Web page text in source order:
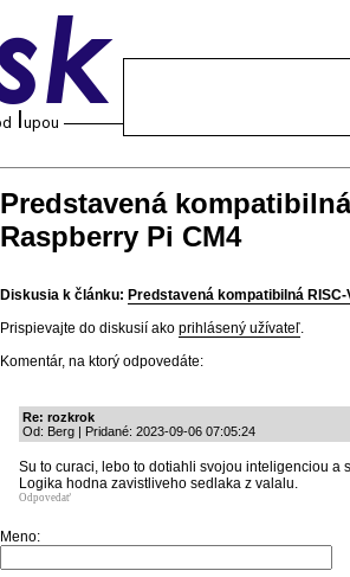
Predstavená
Raspberry Pi CM4
Diskusia k článku: Predstavená kompatibilná
Prispievajte do diskusií ako prihlásený užívateľ.
Komentár, na ktorý odpovedáte:
Re: rozkrok
Od: Berg | Pridané: 2023-09-06 07:05:24
Su to curaci, lebo to dotiahli svojou inteligenciou a
Logika hodna zavistliveho sedlaka z valalu.
Odpovedať
Meno: